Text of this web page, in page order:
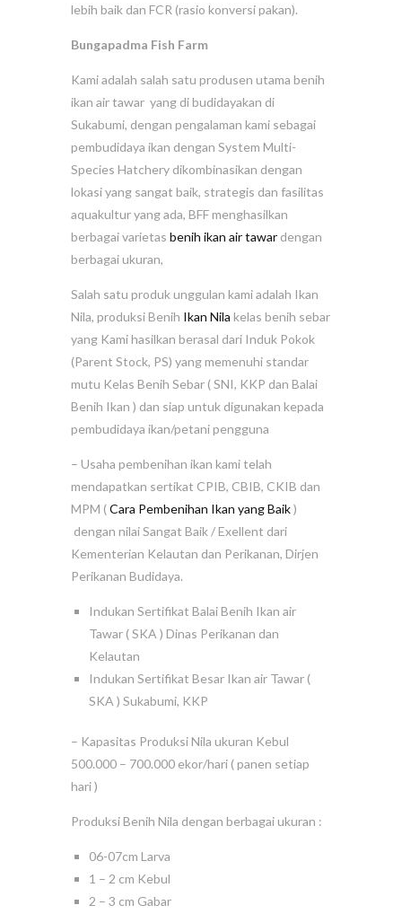
lebih baik dan FCR (rasio konversi pakan).
Bungapadma Fish Farm
Kami adalah salah satu produsen utama benih
ikan air tawar yang di budidayakan di
Sukabumi, dengan pengalaman kami sebagai
pembudidaya ikan dengan System Multi-
Species Hatchery dikombinasikan dengan
lokasi yang sangat baik, strategis dan fasilitas
aquakultur yang ada, BFF menghasilkan
berbagai varietas benih ikan air tawar dengan
berbagai ukuran,
Salah satu produk unggulan kami adalah Ikan
Nila, produksi Benih Ikan Nila kelas benih sebar
yang Kami hasilkan berasal dari Induk Pokok
(Parent Stock, PS) yang memenuhi standar
mutu Kelas Benih Sebar ( SNI, KKP dan Balai
Benih Ikan ) dan siap untuk digunakan kepada
pembudidaya ikan/petani pengguna
– Usaha pembenihan ikan kami telah
mendapatkan sertikat CPIB, CBIB, CKIB dan
MPM (Cara Pembenihan Ikan yang Baik)
dengan nilai Sangat Baik / Exellent dari
Kementerian Kelautan dan Perikanan, Dirjen
Perikanan Budidaya.
Indukan Sertifikat Balai Benih Ikan air
Tawar ( SKA ) Dinas Perikanan dan
Kelautan
Indukan Sertifikat Besar Ikan air Tawar (
SKA ) Sukabumi, KKP
– Kapasitas Produksi Nila ukuran Kebul
500.000 – 700.000 ekor/hari ( panen setiap
hari )
Produksi Benih Nila dengan berbagai ukuran :
06-07cm Larva
1 – 2 cm Kebul
2 – 3 cm Gabar